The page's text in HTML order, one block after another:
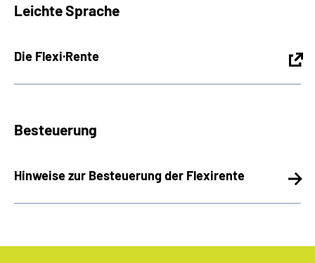
Leichte Sprache
Die Flexi·Rente
Besteuerung
Hinweise zur Besteuerung der Flexirente